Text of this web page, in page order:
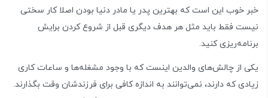
خبر خوب این است که بهترین پدر یا مادر دنیا بودن اصلا کار سختی
نیست فقط باید مثل هر هدف دیگری قبل از شروع کردن برایش
برنامه‌ریزی کنید.
یکی از چالش‌های والدین اینست که با وجود مشغله‌ها و ساعات کاری
زیادی که دارند، نمی‌توانند به اندازه کافی برای فرزندشان وقت بگذارند.